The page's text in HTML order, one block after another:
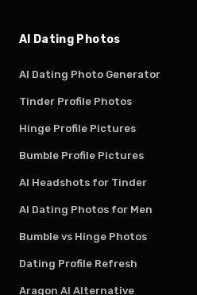
AI Dating Photos
AI Dating Photo Generator
Tinder Profile Photos
Hinge Profile Pictures
Bumble Profile Pictures
AI Headshots for Tinder
AI Dating Photos for Men
Bumble vs Hinge Photos
Dating Profile Refresh
Aragon AI Alternative